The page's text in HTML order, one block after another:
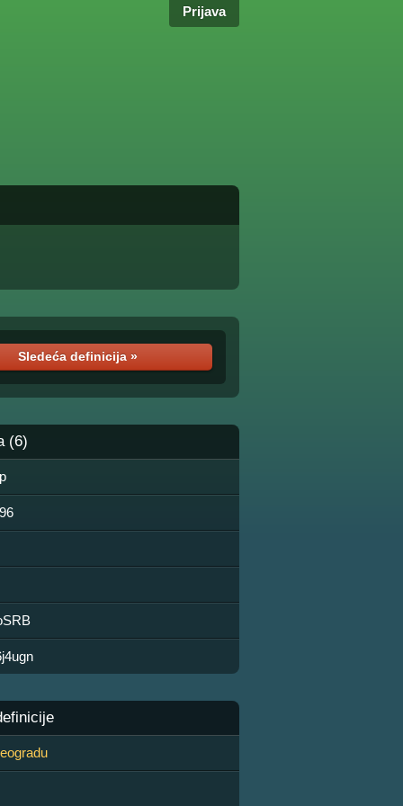
Prijava
Sledeća definicija »
(6)